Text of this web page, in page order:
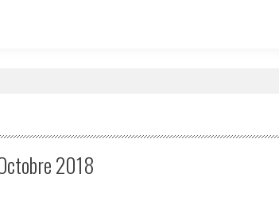
2018